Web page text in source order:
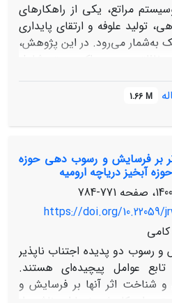
مراتع، یکی از راهکارهای
تولید علوفه و ارتقای پایداری
می‌رود. در این پژوهش،
حفاظتی و بهبود اکوسیستم شامل
تراس+نهال‌کاری،
پیتینگ+بذرپاشی و
استان تهران بررسی شد.
از پلات‌های ۴ مترمربعی در امتداد ترانسکت‌های
پوشش گیاهی با دقت ثبت
نتایج نشان داد که اقدامات
بر متغیرهای پوشش گیاهی
افزایش تاج پوشش گیاهی و
میانگین درصد تاج
پوشش (59/97 درصد) و کمترین درصد خاک لخت (7/93
بود، در حالی‌که مراتع شاهد
کمترین میزان تاج پوشش (23/2 درصد) و بالاترین درصد
1.66 M
بر فرسایش و رسوب دهی حوزه
آبخیز دریاچه ارومیه
771-784
https://doi.org/10.22059/
رسوب دو پدیده اجتناب ناپذیر
عوامل پیچیده‌ای هستند.
شناخت اثر آنها بر فرسایش و